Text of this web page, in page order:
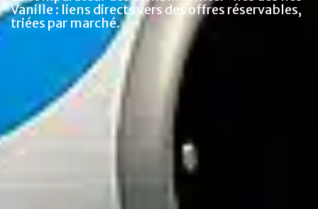
Vanille : liens directs vers des offres réservables,
triées par marché.